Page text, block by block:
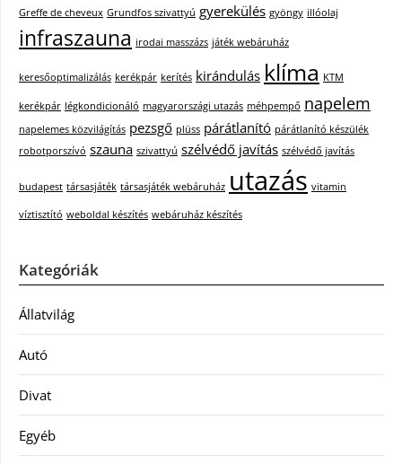
Greffe de cheveux Grundfos szivattyú gyerekülés gyöngy illóolaj
infraszauna irodai masszázs játék webáruház
keresőoptimalizálás kerékpár kerítés kirándulás klíma KTM
kerékpár légkondicionáló magyarországi utazás méhpempő napelem
napelemes közvilágítás pezsgő plüss párátlanító párátlanító készülék
robotporszívó szauna szivattyú szélvédő javítás szélvédő javítás
budapest társasjáték társasjáték webáruház utazás vitamin
víztisztító weboldal készítés webáruház készítés
Kategóriák
Állatvilág
Autó
Divat
Egyéb